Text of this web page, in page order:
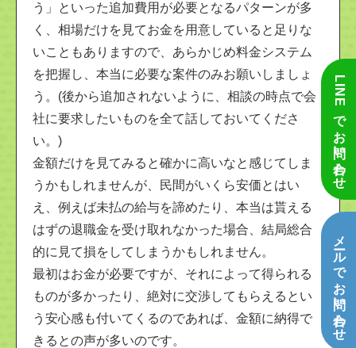
う」といった追加費用が必要となるパターンが多
く、相場だけを見てお金を用意していると足りな
いこともありますので、あらかじめ料金システム
を把握し、本当に必要な案件のみお願いしましょ
う。(後から追加されないように、相談の時点で会
社に要求したいものを全て話しておいてくださ
い。)
金額だけを見てみると確かに高いなと感じてしま
うかもしれませんが、民間がいくら安価とはい
え、例えば未払の給与を諦めたり、本当は貰える
はずの退職金を受け取れなかった場合、結局総合
的に見て損をしてしまうかもしれません。
最初はお金が必要ですが、それによって得られる
ものが多かったり、絶対に交渉してもらえるとい
う安心感も付いてくるのであれば、金額に納得で
きるとの声が多いのです。
LINEでお問い合わせ
メールでお問い合わせ